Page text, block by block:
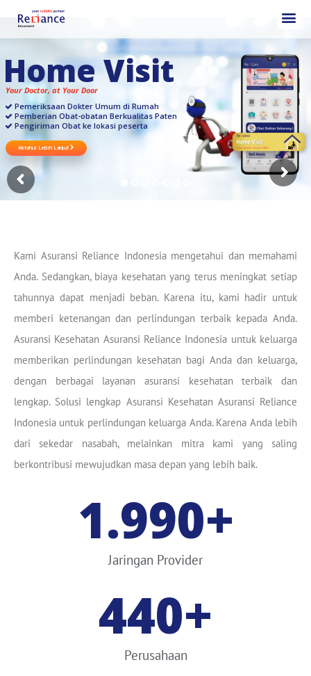
Your Doctor, at Your Door
HomeVisit
Pemeriksaan Dokter Umum di Rumah
Pemberian Obat-obatan Berkualitas Paten
Pengiriman Obat ke lokasi peserta
Ketahui Lebih Lanjut
Kami Asuransi Reliance Indonesia mengetahui dan memahami
Anda. Sedangkan, biaya kesehatan yang terus meningkat setiap
tahunnya dapat menjadi beban. Karena itu, kami hadir untuk
memberi ketenangan dan perlindungan terbaik kepada Anda.
Asuransi Kesehatan Asuransi Reliance Indonesia untuk keluarga
memberikan perlindungan kesehatan bagi Anda dan keluarga,
dengan berbagai layanan asuransi kesehatan terbaik dan
lengkap. Solusi lengkap Asuransi Kesehatan Asuransi Reliance
Indonesia untuk perlindungan keluarga Anda. Karena Anda lebih
dari sekedar nasabah, melainkan mitra kami yang saling
berkontribusi mewujudkan masa depan yang lebih baik.
1.990+
Jaringan Provider
440+
Perusahaan